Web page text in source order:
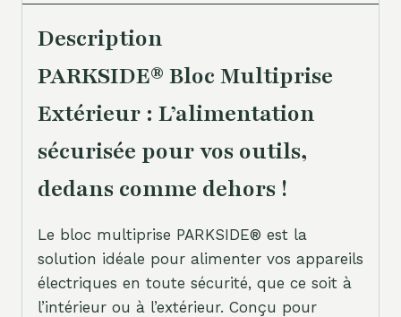
Description
PARKSIDE® Bloc Multiprise
Extérieur : L’alimentation
sécurisée pour vos outils,
dedans comme dehors !
Le bloc multiprise PARKSIDE® est la
solution idéale pour alimenter vos appareils
électriques en toute sécurité, que ce soit à
l’intérieur ou à l’extérieur. Conçu pour